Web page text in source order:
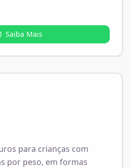
Saiba Mais
para crianças com
por peso, em formas